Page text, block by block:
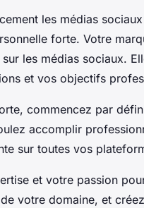
les médias
forte. Votre
les médias sociaux.
et vos objectifs
commencez par
accomplir
sur toutes vos
et votre passion
votre domaine, et